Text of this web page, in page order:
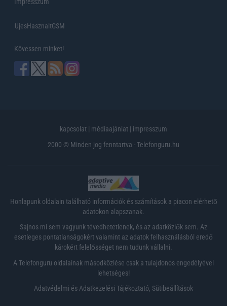
UjesHasznaltGSM
Kövessen minket!
kapcsolat | médiaajánlat | impresszum
2000 © Minden jog fenntartva - Telefonguru.hu
Honlapunk oldalain található információk és számítások a piacon elérhető
adatokon alapszanak.
Sajnos mi sem vagyunk tévedhetetlenek, és az adatközlők sem. Az
esetleges pontatlanságokért valamint az adatok felhasználásból eredő
károkért felelősséget nem tudunk vállalni.
A Telefonguru oldalainak másodközlése csak a tulajdonos engedélyével
lehetséges!
Adatvédelmi és Adatkezelési Tájékoztató, Sütibeállítások